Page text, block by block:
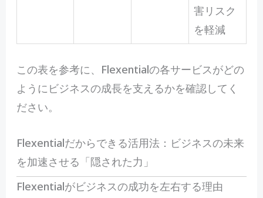
害リスク
を軽減
この表を参考に、Flexentialの各サービスがどの
ようにビジネスの成長を支えるかを確認してく
ださい。
Flexentialだからできる活用法：ビジネスの未来
を加速させる「隠された力」
Flexentialがビジネスの成功を左右する理由